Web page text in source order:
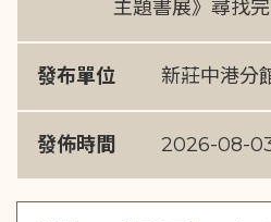
主題書展》尋找
發布單位 新莊中港分
發佈時間 2026-08-